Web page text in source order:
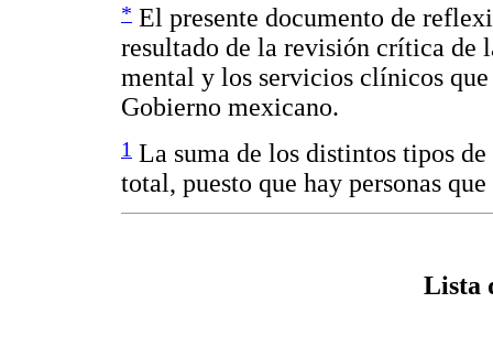
* El presente documento de
resultado de la revisión crítica de
mental y los servicios clínicos
Gobierno mexicano.
1 La suma de los distintos tipos
total, puesto que hay personas
Lista